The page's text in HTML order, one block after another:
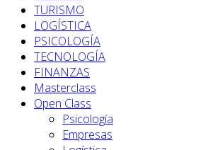
TURISMO
LOGÍSTICA
PSICOLOGÍA
TECNOLOGÍA
FINANZAS
Masterclass
Open Class
Psicología
Empresas